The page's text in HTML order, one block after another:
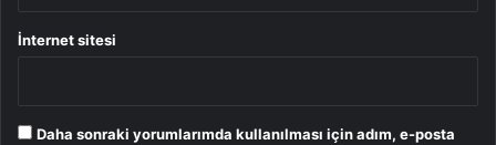
İnternet sitesi
Daha sonraki yorumlarımda kullanılması için adım, e-posta